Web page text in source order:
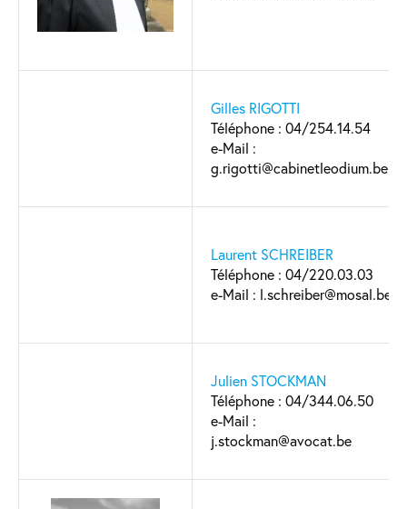
Gilles RIGOTTI
Téléphone : 04/254.14.54
e-Mail :
g.rigotti@cabinetleodium.be
Laurent SCHREIBER
Téléphone : 04/220.03.03
e-Mail : l.schreiber@mosal.be
Julien STOCKMAN
Téléphone : 04/344.06.50
e-Mail :
j.stockman@avocat.be